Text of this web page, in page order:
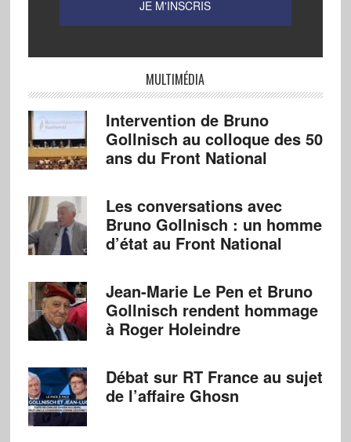
MULTIMÉDIA
Intervention de Bruno
Gollnisch au colloque des 50
ans du Front National
Les conversations avec
Bruno Gollnisch : un homme
d’état au Front National
Jean-Marie Le Pen et Bruno
Gollnisch rendent hommage
à Roger Holeindre
Débat sur RT France au sujet
de l’affaire Ghosn